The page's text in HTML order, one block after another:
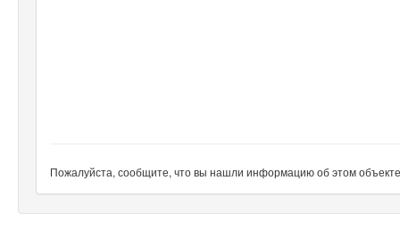
Пожалуйста, сообщите, что вы нашли информацию об этом